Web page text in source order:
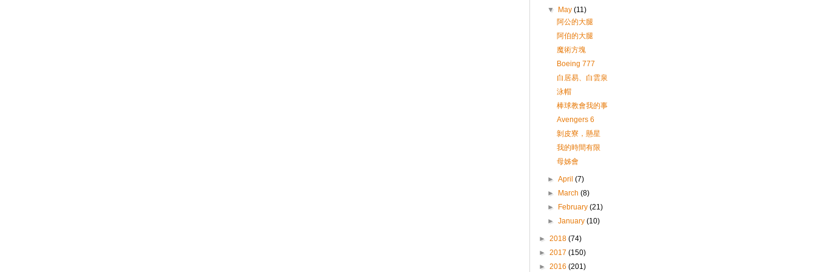
▼ May(11)
阿公的大腿
阿伯的大腿
魔術方塊
Boeing 777
白居易、白雲泉
泳帽
棒球教會我的事
Avengers 6
剝皮寮，懸星
我的時間有限
母姊會
►April(7)
►
March(8)
►
February(21)
►January(10)
► 2018 (74)
► 2017 (150)
► 2016 (201)